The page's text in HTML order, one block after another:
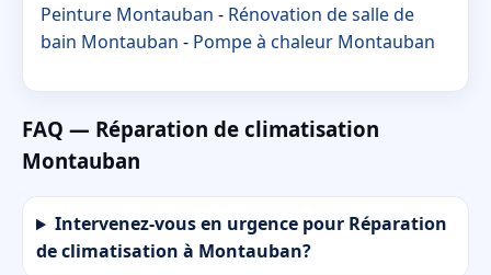
Peinture Montauban - Rénovation de salle de
bain Montauban - Pompe à chaleur Montauban
FAQ — Réparation de climatisation
Montauban
Intervenez-vous en urgence pour Réparation
de climatisation à Montauban?